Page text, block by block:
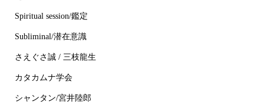
Spiritual session/鑑定
Subliminal/潜在意識
さえぐさ誠 / 三枝龍生
カタカムナ学会
シャンタン/宮井陸郎